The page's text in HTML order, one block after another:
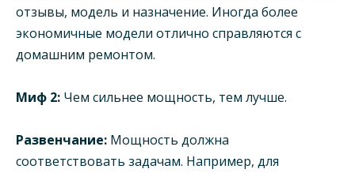
отзывы, модель и назначение. Иногда более
экономичные модели отлично справляются с
домашним ремонтом.
Миф 2: Чем сильнее мощность, тем лучше.
Развенчание: Мощность должна
соответствовать задачам. Например, для